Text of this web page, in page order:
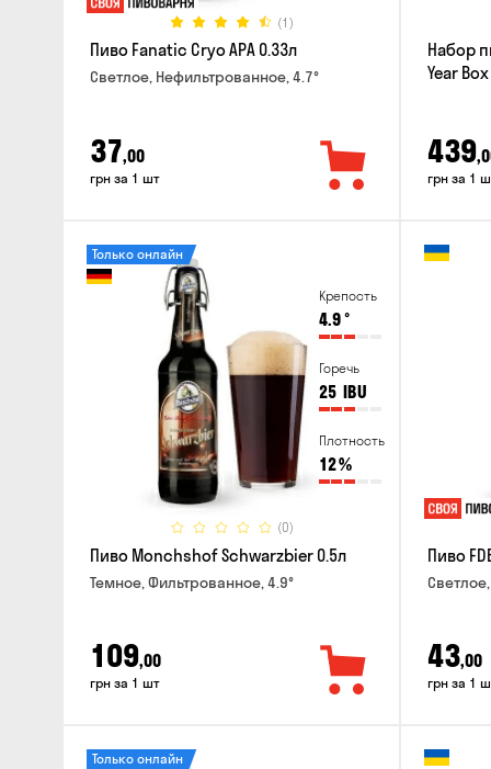
(1)
Пиво Fanatic Cryo APA 0.33л
Светлое, Нефильтрованное, 4.7°
37,00
грн за 1 шт
Набор
Year
439
грн за 1
Крепость
4.9°
Горечь
25 IBU
Плотность
12%
(0)
Только онлайн
Пиво Monchshof Schwarzbier 0.5л
Темное, Фильтрованное, 4.9°
109,00
грн за 1 шт
Пиво
43,00
грн за 1
Только онлайн